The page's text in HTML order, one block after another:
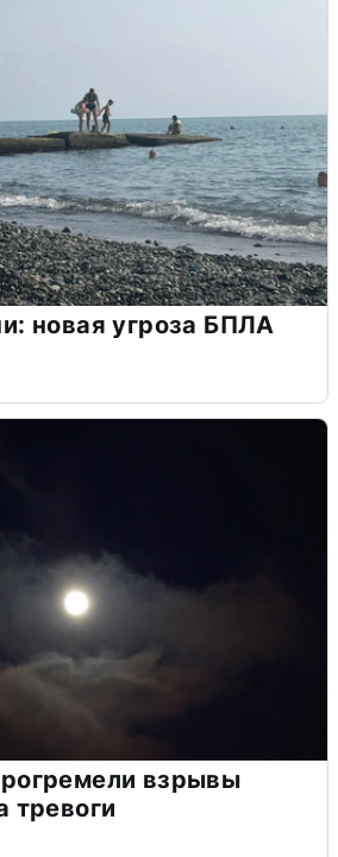
новая угроза БПЛА
взрывы
тревоги